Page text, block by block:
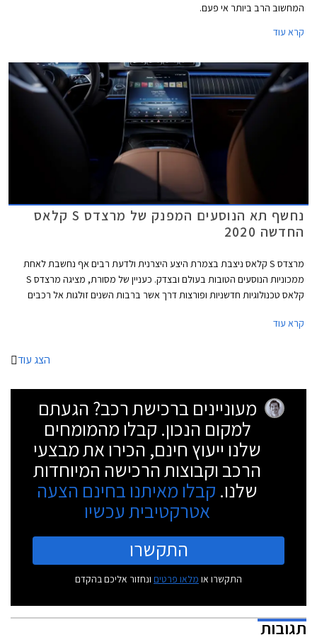
המחשוב הרב ביותר אי פעם.
קרא עוד
נחשף תא הנוסעים המפנק של מרצדס S קלאס
החדשה 2020
מרצדס S קלאס ניצבת בצמרת היצע היצרנית ולדעת רבים אף נחשבת לאחת
ממכוניות הנוסעים הטובות בעולם ובצדק. כעניין של מסורת, מציגה מרצדס S
קלאס טכנולוגיות חדשניות ופורצות דרך אשר ברבות השנים זולגות אל רכבים
לראשונה את כרית האוויר ואת מערכת בקרת השיוט האדפטיבית.
קרא עוד
הצג עוד
מעוניינים ברכישת רכב? הגעתם
למקום הנכון. קבלו מהמומחים
שלנו ייעוץ חינם, הכירו את מבצעי
הרכב וקבוצות הרכישה המיוחדות
שלנו. קבלו מאיתנו בחינם הצעה
אטרקטיבית עכשיו
התקשרו
התקשרו או מלאו פרטים ונחזור אליכם בהקדם
תגובות